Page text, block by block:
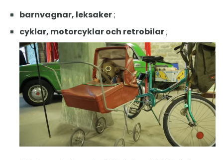
barnvagnar, leksaker;
cyklar, motorcyklar och retrobilar;